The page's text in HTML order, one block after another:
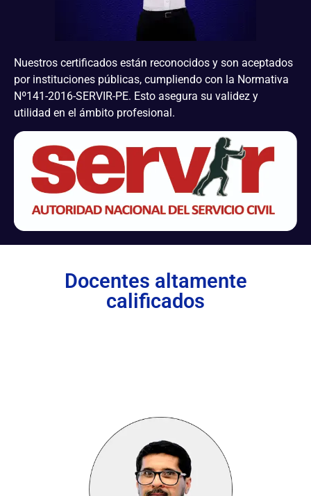
Nuestros certificados están reconocidos y son aceptados
por instituciones públicas, cumpliendo con la Normativa
Nº141-2016-SERVIR-PE. Esto asegura su validez y
utilidad en el ámbito profesional.
Docentes altamente
calificados